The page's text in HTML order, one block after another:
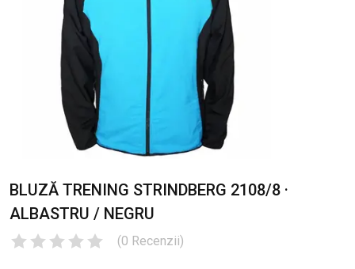
BLUZĂ TRENING STRINDBERG 2108/8 ·
ALBASTRU / NEGRU
(0 Recenzii)